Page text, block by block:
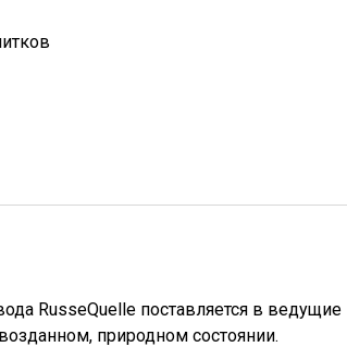
RusseQuelle поставляется в ведущие
природном состоянии.